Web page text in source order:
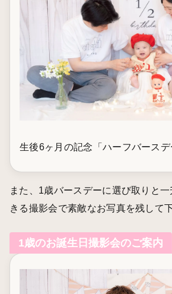
生後6ヶ月の記念「ハーフバースデ
また、1歳バースデーに選び取りと
きる撮影会で素敵なお写真を残して
1歳のお誕生日撮影会のご案内